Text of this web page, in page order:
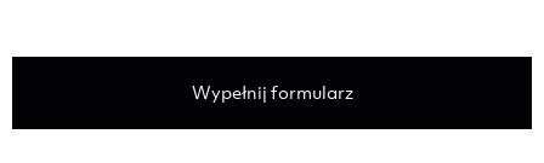
Wypełnij formularz